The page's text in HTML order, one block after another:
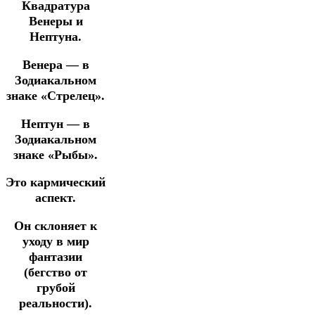
Квадратура
Венеры и
Нептуна.
Венера — в
Зодиакальном
знаке «Стрелец».
Нептун — в
Зодиакальном
знаке «Рыбы».
Это кармический
аспект.
Он склоняет к
уходу в мир
фантазии
(бегство от
грубой
реальности).